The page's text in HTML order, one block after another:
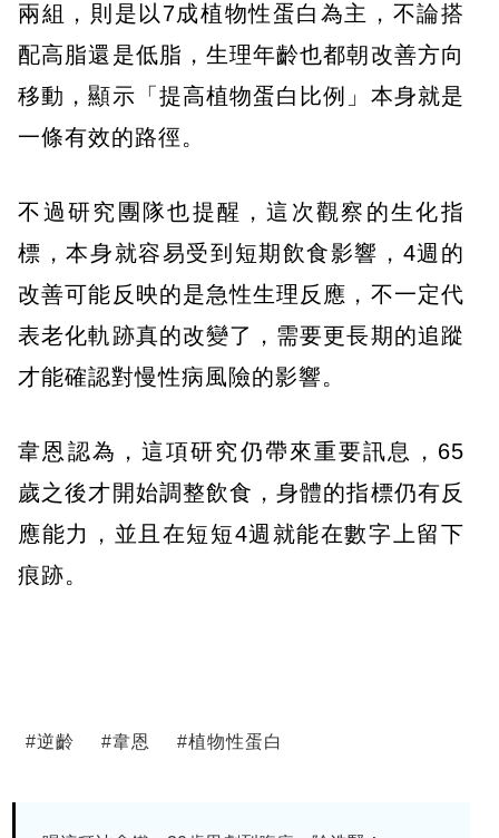
兩組，則是以7成植物性蛋白為主，不論搭
配高脂還是低脂，生理年齡也都朝改善方向
移動，顯示「提高植物蛋白比例」本身就是
一條有效的路徑。
不過研究團隊也提醒，這次觀察的生化指
標，本身就容易受到短期飲食影響，4週的
改善可能反映的是急性生理反應，不一定代
表老化軌跡真的改變了，需要更長期的追蹤
才能確認對慢性病風險的影響。
韋恩認為，這項研究仍帶來重要訊息，65
歲之後才開始調整飲食，身體的指標仍有反
應能力，並且在短短4週就能在數字上留下
痕跡。
#逆齡 #韋恩 #植物性蛋白